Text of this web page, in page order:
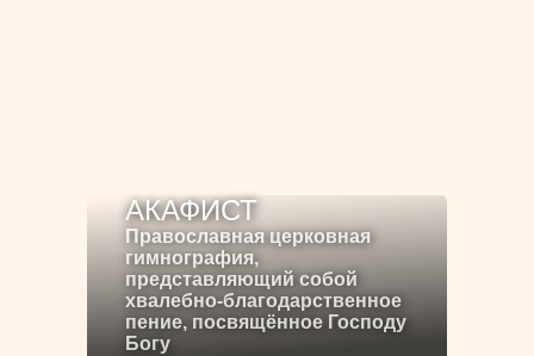
АКАФИСТ
Православная церковная
гимнография,
представляющий собой
хвалебно-благодарственное
пение, посвящённое Господу
Богу